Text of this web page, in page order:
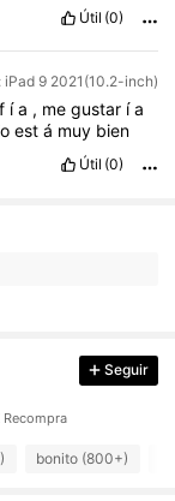
Útil (0)
9 2021(10.2-inch)
ía , megustar ía
está muy bien
Útil (0)
Seguir
Recompra
bonito (800+)